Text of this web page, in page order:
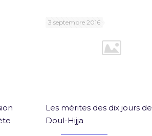
3 septembre 2016
Les mérites des dix jours de
Doul-Hijja